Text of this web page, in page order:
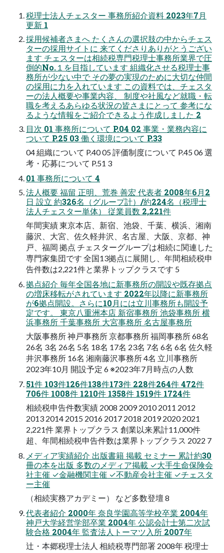
税理士法人チェスター 事務所紹介資料 2023年7月
更新 1
採用候補者さまへ たくさんの選択肢の中からチェス
ターの採用サイトに 来てくださりありがとうござい
ます チェスターは相続税専門税理士事務所業界で圧
倒的No.１を目指しています 組織化させる税理士事
務所が少ない中で その夢の実現のために大切な仲間
の採用に力を入れています この資料では、チェスタ
ーの法人概要や事業内容、 制度や社風など就職・転
職を考えるあらゆる状況の皆さまにとって 参考にな
るような情報をご紹介できるよう作成しました 2
目次 01 事務所について P.04 02 事業・業務内容に
ついて P.25 03 働く環境について P.33
04 組織について P.40 05 評価制度について P.45 06 選
考・応募について P.51 3
01 事務所について 4
法人概要 福留 正明、荒巻 善宏 代表者 2008年6月2
日 設立 約326名（グループ計）/約224名（税理士
法人チェスター単体） 従業員数 2,221件
年間実績 東京本店、新宿、池袋、千葉、横浜、湘南
藤沢、大宮、佐久軽井沢、名古屋、大阪、京都、神
戸、福岡 拠点 チェスターグループは相続に関連した
専門家集団です 全国13拠点に展開し、年間相続税申
告件数は2,221件と業界トップクラスです 5
拠点紹介 毎年全国各地に新事務所の開設や既存拠点
の増床移転がされています 2022年以降に新事務所
が6拠点開設。さらに10月には立川事務所も開設予
定です。 東京八重洲本店 新宿事務所 池袋事務所 横
浜事務所 千葉事務所 大宮事務所 名古屋事務所
大阪事務所 神戸事務所 京都事務所 福岡事務所 68名
26名 3名 26名 5名 18名 17名 23名 7名 6名 6名 佐久軽
井沢事務所 16名 湘南藤沢事務所 4名 立川事務所
2023年10月 開設予定 6 ※2023年7月時点の人数
51件 103件126件138件173件 228件264件 472件
706件 1008件 1210件 1358件 1519件 1724件
相続税申告件数実績 2008 2009 2010 2011 2012
2013 2014 2015 2016 2017 2018 2019 2020 2021
2,221件 業界トップクラス 創業以来累計11,000件
超、年間相続税申告件数は業界トップクラス 2022 7
メディア実績紹介 出版書籍 掲載 セミナー 累計約30
冊の本を出版 多数のメディア掲載 ✓大手生命保険会
社主催 ✓金融機関主催 ✓不動産会社主催 ✓チェスタ
ー主催
（相続実務アカデミー） など多数登壇 8
代表者紹介 2000年 奈良学園高等学校卒業 2004年
神戸大学経営学部卒業 2004年 公認会計士第二次試
験合格 2004年 監査法人トーマツ入所 2007年
辻・本郷税理士法人 相続税専門部署 2008年 税理士